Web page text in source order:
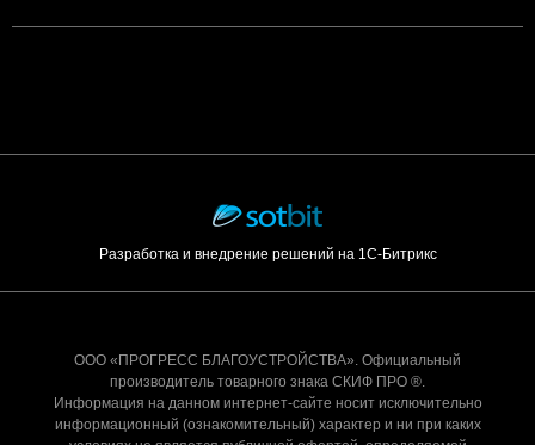
Разработка и внедрение решений на 1С-Битрикс
ООО «ПРОГРЕСС БЛАГОУСТРОЙСТВА». Официальный
производитель товарного знака СКИФ ПРО ®.
Информация на данном интернет-сайте носит исключительно
информационный (ознакомительный) характер и ни при каких